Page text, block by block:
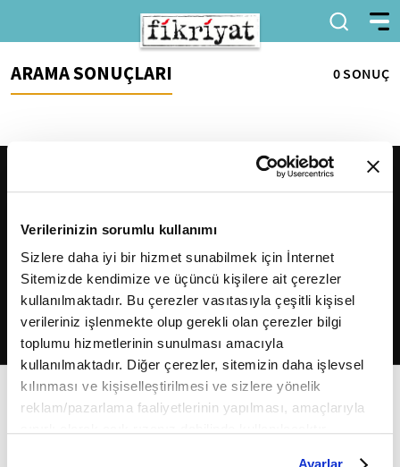
Verilerinizin sorumlu kullanımı
Sizlere daha iyi bir hizmet sunabilmek için İnternet
Sitemizde kendimize ve üçüncü kişilere ait çerezler
kullanılmaktadır. Bu çerezler vasıtasıyla çeşitli kişisel
verileriniz işlenmekte olup gerekli olan çerezler bilgi
toplumu hizmetlerinin sunulması amacıyla
kullanılmaktadır. Diğer çerezler, sitemizin daha işlevsel
kılınması ve kişiselleştirilmesi ve sizlere yönelik
reklam/pazarlama faaliyetlerinin yapılması, amaçlarıyla
ARAMA SONUÇLARI 0 SONUÇ
2026Fikriyat. Tüm hakları saklıdır.